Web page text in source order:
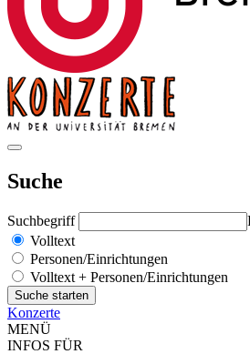
Suche
Suchbegriff
Volltext
Personen/Einrichtungen
Volltext + Personen/Einrichtungen
Konzerte
MENÜ
INFOS FÜR